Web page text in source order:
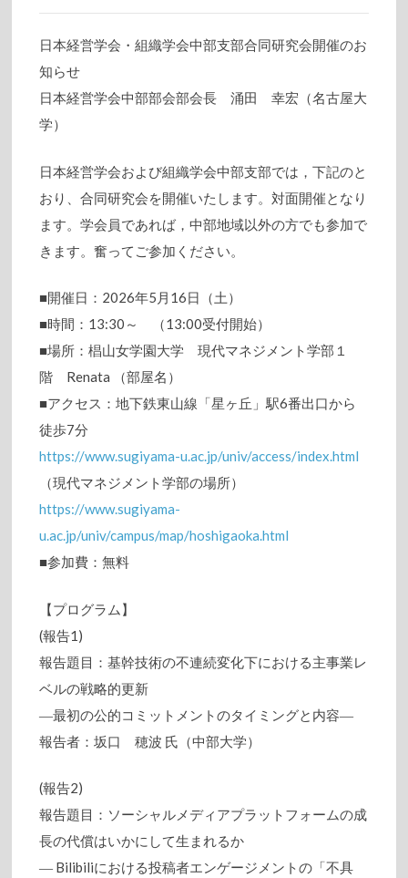
日本経営学会・組織学会中部支部合同研究会開催のお
知らせ
日本経営学会中部部会部会長 涌田 幸宏（名古屋大
学）
日本経営学会および組織学会中部支部では，下記のと
おり、合同研究会を開催いたします。対面開催となり
ます。学会員であれば，中部地域以外の方でも参加で
きます。奮ってご参加ください。
■開催日：2026年5月16日（土）
■時間：13:30～ （13:00受付開始）
■場所：椙山女学園大学 現代マネジメント学部１
階 Renata （部屋名）
■アクセス：地下鉄東山線「星ヶ丘」駅6番出口から
徒歩7分
https://www.sugiyama-u.ac.jp/univ/access/index.html
（現代マネジメント学部の場所）
https://www.sugiyama-
u.ac.jp/univ/campus/map/hoshigaoka.html
■参加費：無料
【プログラム】
(報告1)
報告題目：基幹技術の不連続変化下における主事業レ
ベルの戦略的更新
―最初の公的コミットメントのタイミングと内容―
報告者：坂口 穂波 氏（中部大学）
(報告2)
報告題目：ソーシャルメディアプラットフォームの成
長の代償はいかにして生まれるか
― Bilibiliにおける投稿者エンゲージメントの「不具